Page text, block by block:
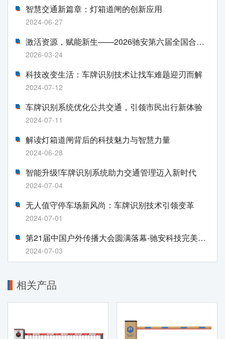
智慧交通新篇章：灯箱道闸的创新应用
2024-06-27
激活资源，赋能新生——2026驰安第六届全国合作伙伴生态大会即将盛大启幕
2026-03-24
科技改变生活：车牌识别技术让找车难题迎刃而解
2024-07-12
车牌识别系统优化公共交通，引领市民出行新体验
2024-07-11
解读灯箱道闸背后的科技魅力与智慧力量
2024-06-28
智能升级!车牌识别系统助力交通管理迈入新时代
2024-07-04
无人值守停车场新风尚：车牌识别技术引领变革
2024-07-01
第21届中国户外传播大会圆满落幕-驰安科技完美收官!
2024-07-03
相关产品